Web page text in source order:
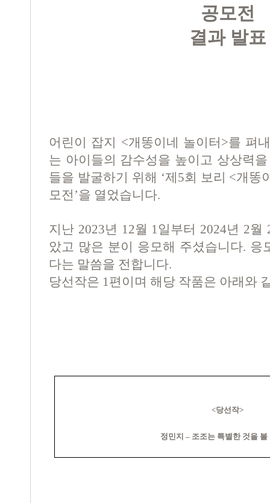
공모전
결과 발표
어린이 잡지 <개똥이네 놀이터 >를 펴
는 아이들의 감수성을 높이고 상상력
들을 발굴하기 위해 ‘제5회 보리 <개똥
모전 ’을 열었습니다.
지난 2023년 12월 1일부터 2024년 2월
았고 많은 분이 응모해 주셨습니다. 응
다는 말씀을 전합니다.
당선작은 1편이며 해당 작품은 아래와
<당선작>
정민지 – 조조는 특별한 것을 볼